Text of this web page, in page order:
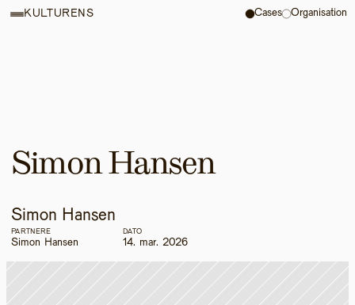
Simon Hansen
Simon Hansen
PARTNERE
Simon Hansen
DATO
14. mar. 2026
KULTURENS Cases Organisation